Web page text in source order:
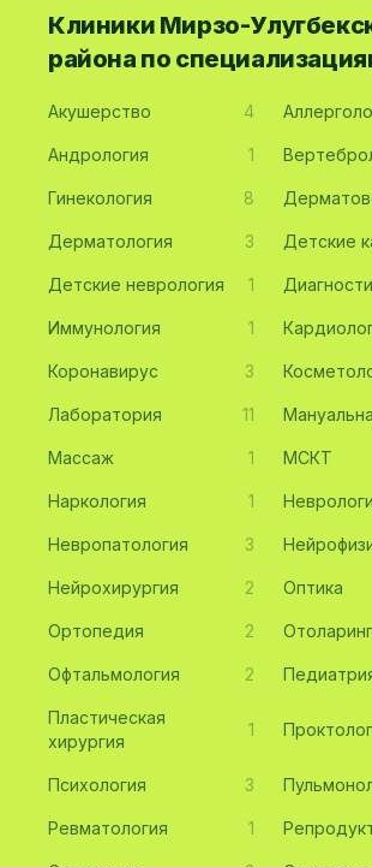
Клиники Мирзо-
района по
Акушерство 4
Андрология 1
Гинекология 8
Дерматология 3 Детские
Детские неврология 1
Иммунология 1
Коронавирус 3
Лаборатория 11
Массаж 1 МСКТ
Наркология 1
Невропатология 3
Нейрохирургия 2 Оптика
Ортопедия 2
Офтальмология 2
Пластическая
хирургия
1
Психология 3
Ревматология 1